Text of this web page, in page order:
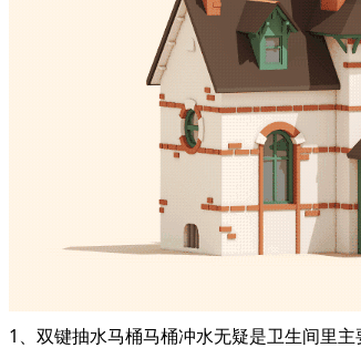
1、双键抽水马桶马桶冲水无疑是卫生间里